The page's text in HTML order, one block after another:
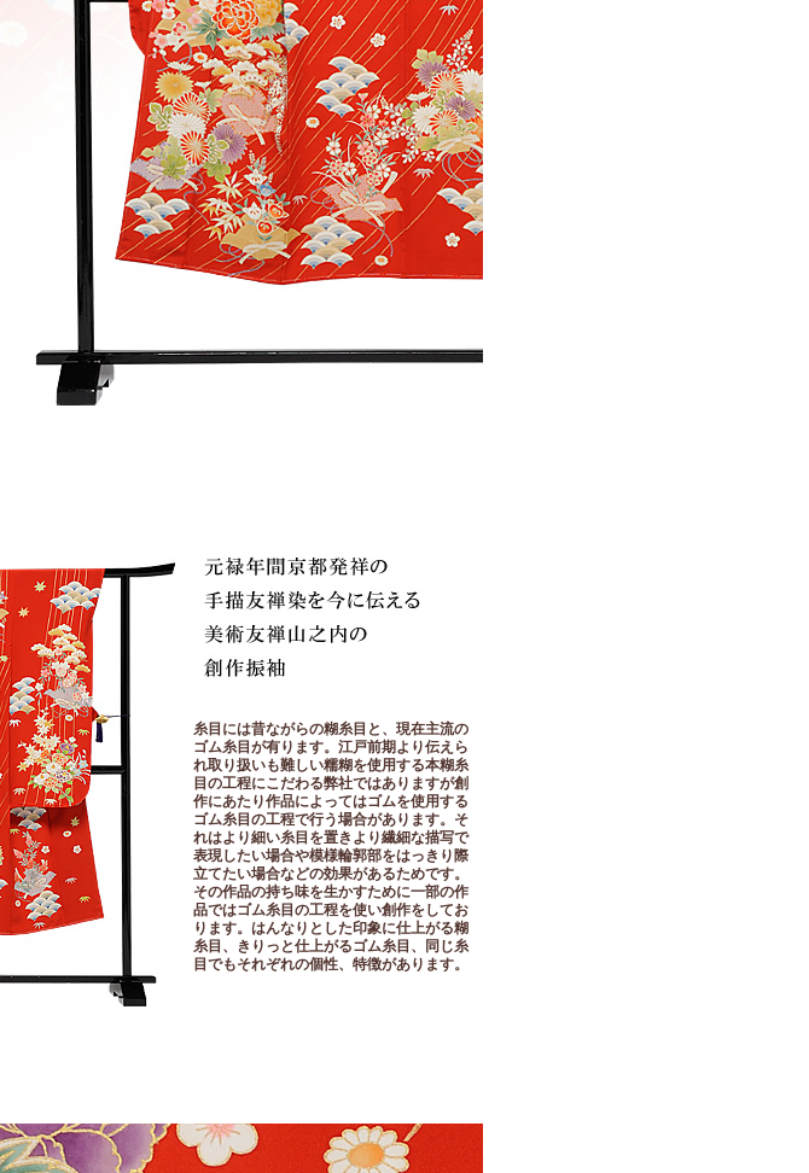
糸目には昔ながらの糊糸目と、現在主流の
ゴム糸目が有ります。江戸前期より伝えら
れ取り扱いも難しい糯糊を使用する本糊糸
目の工程にこだわる弊社ではありますが創
作にあたり作品によってはゴムを使用する
ゴム糸目の工程で行う場合があります。そ
れはより細い糸目を置きより繊細な描写で
表現したい場合や模様輪郭部をはっきり際
立てたい場合などの効果があるためです。
その作品の持ち味を生かすために一部の作
品ではゴム糸目の工程を使い創作をしてお
ります。はんなりとした印象に仕上がる糊
糸目、きりっと仕上がるゴム糸目、同じ糸
目でもそれぞれの個性、特徴があります。